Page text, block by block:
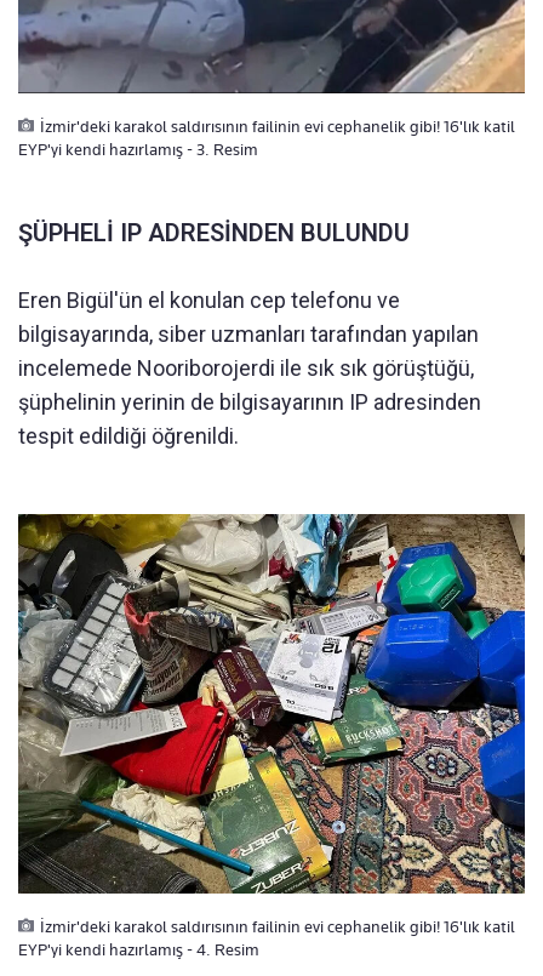
İzmir'deki karakol saldırısının failinin evi cephanelik gibi! 16'lık katil
EYP'yi kendi hazırlamış - 3. Resim
ŞÜPHELİ IP ADRESİNDEN BULUNDU
Eren Bigül'ün el konulan cep telefonu ve
bilgisayarında, siber uzmanları tarafından yapılan
incelemede Nooriborojerdi ile sık sık görüştüğü,
şüphelinin yerinin de bilgisayarının IP adresinden
tespit edildiği öğrenildi.
İzmir'deki karakol saldırısının failinin evi cephanelik gibi! 16'lık katil
EYP'yi kendi hazırlamış - 4. Resim